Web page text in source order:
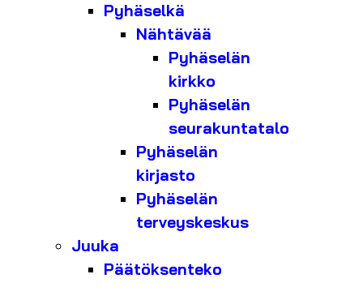
Pyhäselkä
Nähtävää
Pyhäselän
kirkko
Pyhäselän
seurakuntatalo
Pyhäselän
kirjasto
Pyhäselän
terveyskeskus
Juuka
Päätöksenteko